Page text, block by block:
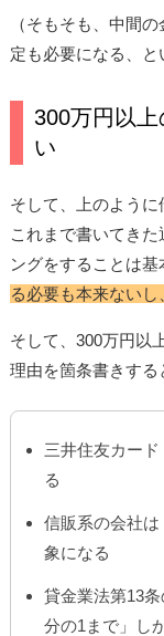
（そもそも、中間
定も必要になる、と
300万円以
い
そして、上のように
これまで書いてき
ングをすることは
る必要も本来ない
そして、300万円以
理由を箇条書きする
三井住友カー
る
信販系の会社
象になる
貸金業法第13
分の1まで」し